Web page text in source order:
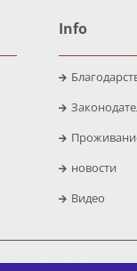
Info
новости
Видео